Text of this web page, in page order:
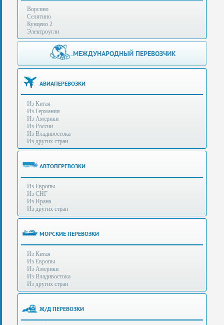
Заказать
звонок
Сделать
запрос
Многоканальный
телефон:
(495)
788-
Бесплатные
консультации
(Без
выходных
8:00
до
21:30)
Таможенное
оформление
грузов
аэропортах
Москвы
Шереметьево,
Дополнительные
+7 (929) 575-
96-62
+7 (925) 104-
15-94
e-mail:info@s-standard.ru
Ворсино
Селятино
Кунцево 2
Электроугли
МЕЖДУНАРОДНЫЙ ПЕРЕВОЗЧИК
АВИАПЕРЕВОЗКИ
Из Китая
Из Германии
Из Америки
Из России
Из Владивостока
Из других стран
АВТОПЕРЕВОЗКИ
Из Европы
Из СНГ
Из Ирана
Из других стран
МОРСКИЕ ПЕРЕВОЗКИ
Из Китая
Из Европы
Из Америки
Из Владивостока
Из других стран
Ж/Д ПЕРЕВОЗКИ